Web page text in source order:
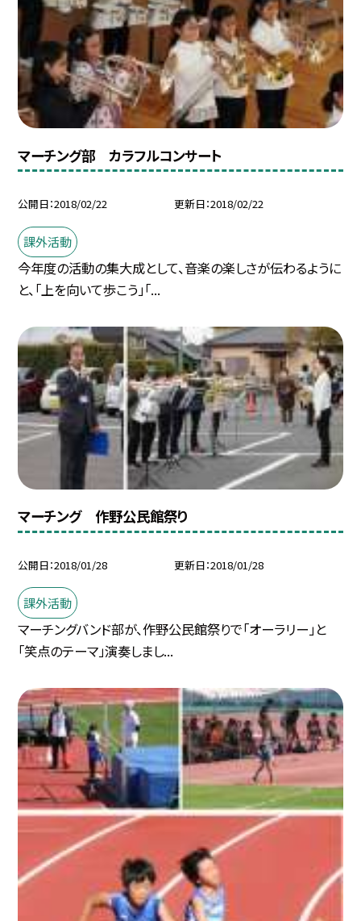
マーチング部 カラフルコンサート
公開日 2018/02/22 更新日 2018/02/22
課外活動
今年度の活動の集大成として、音楽の楽しさが伝わるように
と、「上を向いて歩こう」「...
マーチング 作野公民館祭り
公開日 2018/01/28 更新日 2018/01/28
課外活動
マーチングバンド部が、作野公民館祭りで「オーラリー」と
「笑点のテーマ」演奏しまし...